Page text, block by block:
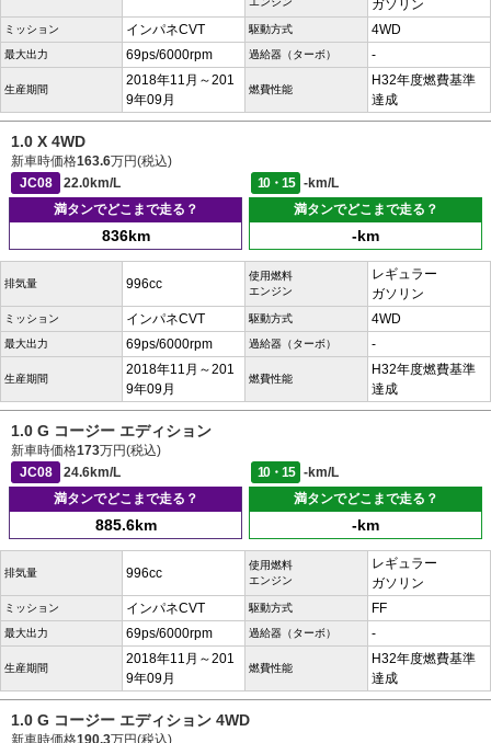
ガソリン
ミッション インパネCVT 駆動方式 4WD
最大出力 69ps/6000rpm 過給器（ターボ） -
生産期間
2018年11月～201
9年09月
燃費性能
H32年度燃費基準
達成
1.0 X 4WD
新車時価格163.6万円(税込)
JC08
22.0km/L 10・15
-km/L
満タンでどこまで走る？
836km
満タンでどこまで走る？
-km
排気量 996cc
使用燃料
エンジン
レギュラー
ガソリン
ミッション インパネCVT 駆動方式 4WD
最大出力 69ps/6000rpm 過給器（ターボ） -
生産期間
2018年11月～201
9年09月
燃費性能
H32年度燃費基準
達成
1.0 G コージー エディション
新車時価格173万円(税込)
JC08
24.6km/L 10・15
-km/L
満タンでどこまで走る？
885.6km
満タンでどこまで走る？
-km
排気量 996cc
使用燃料
エンジン
レギュラー
ガソリン
ミッション インパネCVT 駆動方式 FF
最大出力 69ps/6000rpm 過給器（ターボ） -
生産期間
2018年11月～201
9年09月
燃費性能
H32年度燃費基準
達成
1.0 G コージー エディション 4WD